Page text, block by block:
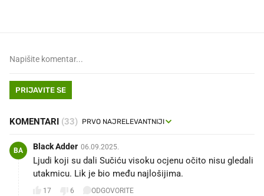
PRIJAVITE SE
KOMENTARI (33)
BA Black Adder 06.09.2025.
Ljudi koji su dali Sučiću visoku ocjenu očito nisu gledali
utakmicu. Lik je bio među najlošijima.
17 6 ODGOVORITE